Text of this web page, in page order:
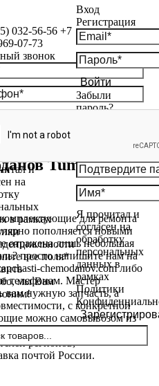
032-56-56 +7
07-73
звонок
и
на
в рамках
все поля*
мы Вам
Вход
Регистрация
Войти
Забыли
пароль?
Я прочитал и
согласен на
обработку
персональных
данных в
рамках
Политики
Tumi (Туми)
для ремонта
пополняется новыми
отражена лишь небольшая
просто напишите нам на
chemodanov.com либо
телефонам. Мастер
вам нужную запчасть, а
с конкретной
можно самовывозом из
Петербурге. Либо оформив
регионов,
почтой России.